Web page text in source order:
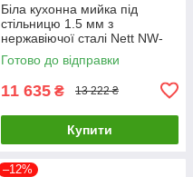
Біла кухонна мийка під
стільницю 1.5 мм з
нержавіючої сталі Nett NW-
5045
Готово до відправки
11 635 ₴ 13 222 ₴
Купити
–12%